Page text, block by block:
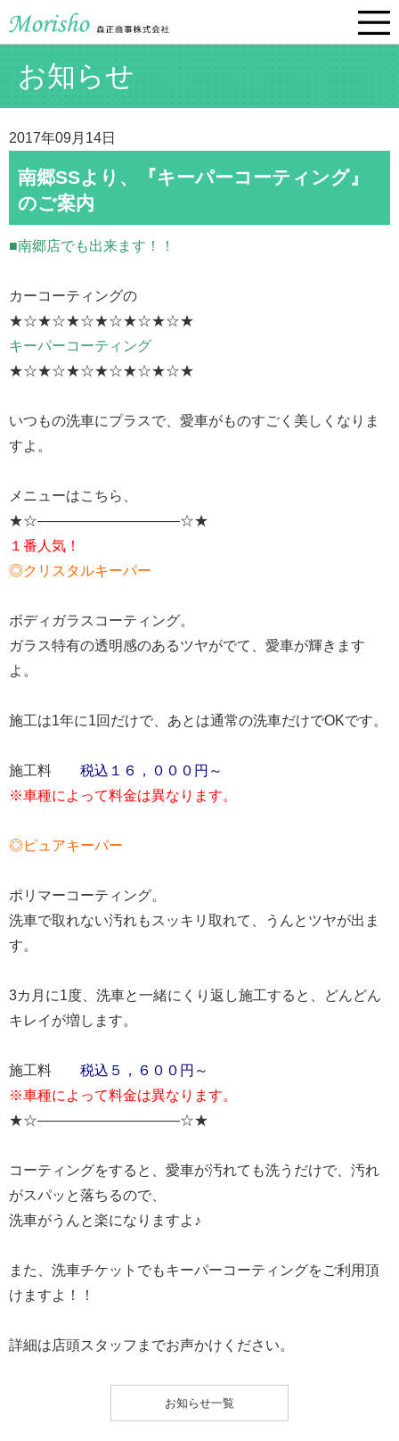
お知らせ
2017年09月14日
南郷SSより、『キーパーコーティング』
のご案内
■南郷店でも出来ます！！
カーコーティングの
★☆★☆★☆★☆★☆★☆★
キーパーコーティング
★☆★☆★☆★☆★☆★☆★
いつもの洗車にプラスで、愛車がものすごく美しくなりま
すよ。
メニューはこちら、
★☆——————————☆★
１番人気！
◎クリスタルキーパー
ボディガラスコーティング。
ガラス特有の透明感のあるツヤがでて、愛車が輝きます
よ。
施工は1年に1回だけで、あとは通常の洗車だけでOKです。
施工料 税込１６，０００円～
※車種によって料金は異なります。
◎ピュアキーパー
ポリマーコーティング。
洗車で取れない汚れもスッキリ取れて、うんとツヤが出ま
す。
3カ月に1度、洗車と一緒にくり返し施工すると、どんどん
キレイが増します。
施工料 税込５，６００円～
※車種によって料金は異なります。
★☆——————————☆★
コーティングをすると、愛車が汚れても洗うだけで、汚れ
がスパッと落ちるので、
洗車がうんと楽になりますよ♪
また、洗車チケットでもキーパーコーティングをご利用頂
けますよ！！
詳細は店頭スタッフまでお声かけください。
お知らせ一覧